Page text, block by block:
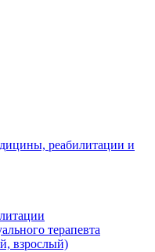
реабилитации и
терапевта
взрослый)